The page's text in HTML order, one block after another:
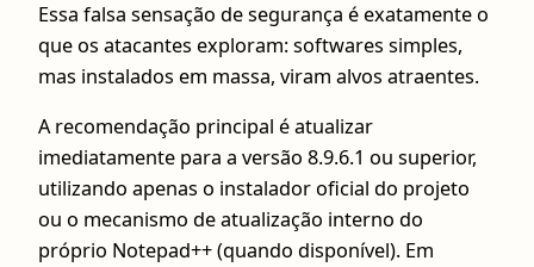
Essa falsa sensação de segurança é exatamente o
que os atacantes exploram: softwares simples,
mas instalados em massa, viram alvos atraentes.
A recomendação principal é atualizar
imediatamente para a versão 8.9.6.1 ou superior,
utilizando apenas o instalador oficial do projeto
ou o mecanismo de atualização interno do
próprio Notepad++ (quando disponível). Em